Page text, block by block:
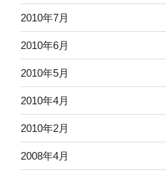
2010年7月
2010年6月
2010年5月
2010年4月
2010年2月
2008年4月